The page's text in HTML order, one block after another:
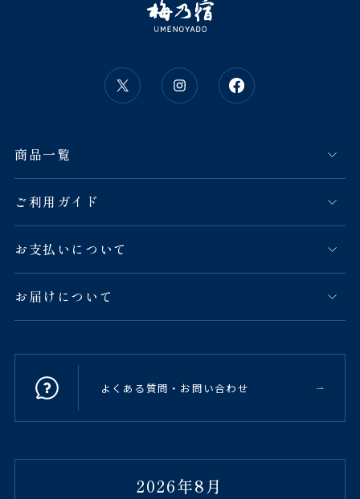
商品一覧
ご利用ガイド
お支払いについて
お届けについて
よくある質問・お問い合わせ
2026年8月